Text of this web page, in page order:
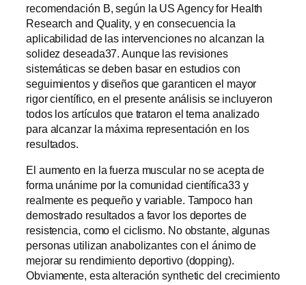
recomendación B, según la US Agency for Health
Research and Quality, y en consecuencia la
aplicabilidad de las intervenciones no alcanzan la
solidez deseada37. Aunque las revisiones
sistemáticas se deben basar en estudios con
seguimientos y diseños que garanticen el mayor
rigor científico, en el presente análisis se incluyeron
todos los artículos que trataron el tema analizado
para alcanzar la máxima representación en los
resultados.
El aumento en la fuerza muscular no se acepta de
forma unánime por la comunidad científica33 y
realmente es pequeño y variable. Tampoco han
demostrado resultados a favor los deportes de
resistencia, como el ciclismo. No obstante, algunas
personas utilizan anabolizantes con el ánimo de
mejorar su rendimiento deportivo (dopping).
Obviamente, esta alteración synthetic del crecimiento